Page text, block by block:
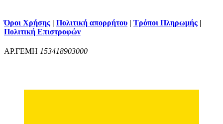
Όροι Χρήσης | Πολιτική απορρήτου | Τρόποι Πληρωμής |
Πολιτική Επιστροφών
ΑΡ.ΓΕΜΗ 153418903000